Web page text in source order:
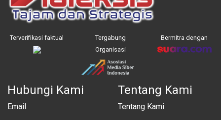
Terverifikasi faktual
Tergabung
Organisasi
Bermitra dengan
Hubungi Kami
Email
Tentang Kami
Tentang Kami